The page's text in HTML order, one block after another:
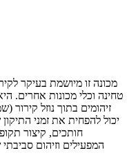
מכונה זו מיושמת בעיקר
טחינה וכלי מכונות אחרים.
זיהומים בתוך נוזל קירור
יכול להפחית את זמני
חותכים, קיצור
המפעילים וזיהום